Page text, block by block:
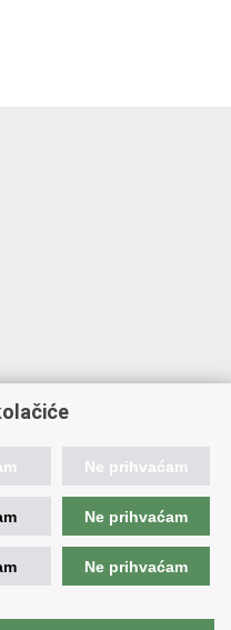
u nadležnosti
učinkovitost
Ne prihvaćam
Ne prihvaćam
Ne prihvaćam